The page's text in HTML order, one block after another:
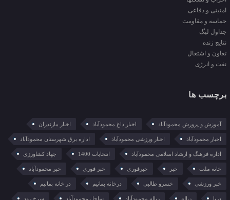
امنیتی و دفاعی
حماسه و مقاومت
جداول لیگ
نتایج زنده
تعاون و اشتغال
نفت و انرژی
برچسب ها
آموزش و پرورش محمودآباد اخبار داغ محمودآباد اخبار مازندران
اخبار محمودآباد اخبار ورزشی محمودآباد اداره برق شهرستان محمودآباد
اداره فرهنگ و ارشاد اسلامی محمودآباد انتخابات 1400 جهاد کشاورزی
خانه ملت خبر خبرفوری خبر فوری خبر محمودآباد
خبر ورزشی خسرو طالبی درخانه بمانیم در خانه بمانیم
دریا زباله زباله محمودآباد ساحل محمودآباد سرخ رود